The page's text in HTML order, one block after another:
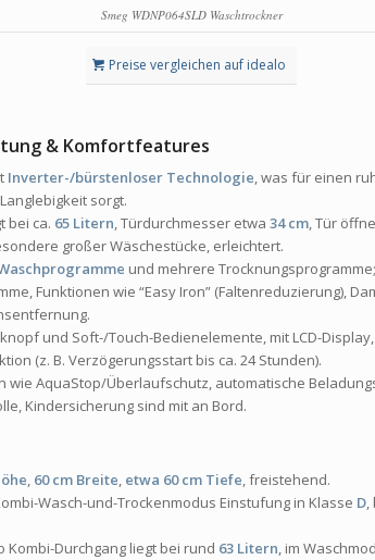
Smeg WDNP064SLD Waschtrockner
Preise vergleichen auf idealo
& Komfortfeatures
Inverter-/bürstenloser Technologie, was für einen
sorgt.
bei ca. 65 Litern, Türdurchmesser etwa34 cm, Tür
großer Wäschestücke, erleichtert.
und mehrere
Funktionen wie “Easy Iron” (Faltenreduzierung),
und Soft-/Touch-Bedienelemente, mit LCD-
(z. B. Verzögerungsstart bis ca. 24 Stunden).
wie AquaStop/Überlaufschutz, automatische
Kindersicherung sind mit an Bord.
, 60 cm Breite, etwa 60 cm Tiefe, freistehend.
Wasch-und-Trockenmodus Einstufung in Klasse D,
Durchgang liegt bei rund 63 Litern, im